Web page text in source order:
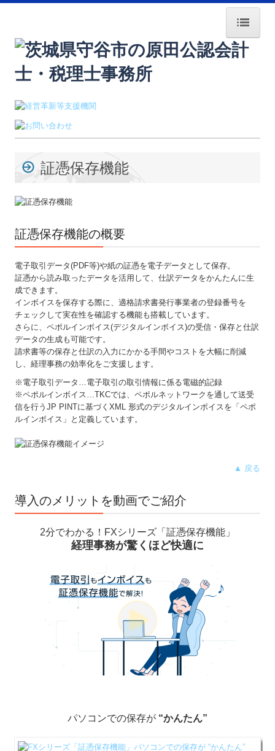
HOME
採用情報
経営者塾・ｾﾐﾅｰ案内
経営者のみなさまへ
交通案内
業務案内
職員紹介
料金について
お知らせ
お問合せ
セカンドオピニオンサービス
リンク集
個人情報保護方針
証憑保存機能
証憑保存機能の概要
電子取引データ(PDF等)や紙の証憑を電子データとして保存。
証憑から読み取ったデータを活用して、仕訳データをかんたんに生
成できます。
インボイスを保存する際に、適格請求書発行事業者の登録番号を
チェックして実在性を確認する機能も搭載しています。
さらに、ペポルインボイス(デジタルインボイス)の受信・保存と仕訳
データの生成も可能です。
請求書等の保存と仕訳の入力にかかる手間やコストを大幅に削減
し、経理事務の効率化をご支援します。
※電子取引データ…電子取引の取引情報に係る電磁的記録
※ペポルインボイス…TKCでは、ペポルネットワークを通して送受
信を行うJP PINTに基づくXML 形式のデジタルインボイスを「ペポ
ルインボイス」と定義しています。
▲ 戻る
導入のメリットを動画でご紹介
2分でわかる！FXシリーズ「証憑保存機能」
経理事務が驚くほど快適に
パソコンでの保存が “かんたん”